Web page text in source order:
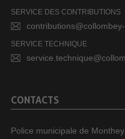
SERVICE DES CONTRIBUTIONS
SERVICE TECHNIQUE
CONTACTS
Police municipale de Monthey